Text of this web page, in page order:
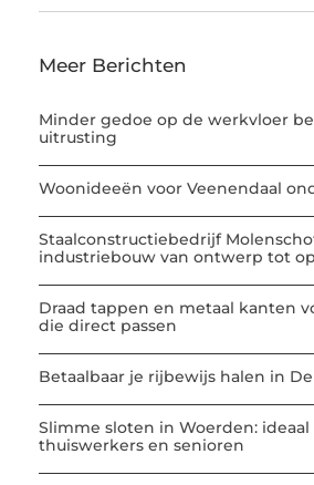
Meer Berichten
Minder gedoe op de werkvloer
uitrusting
Woonideeën voor Veenendaal
Staalconstructiebedrijf
industriebouw van ontwerp tot
Draad tappen en metaal kanten
die direct passen
Betaalbaar je rijbewijs halen in
Slimme sloten in Woerden:
thuiswerkers en senioren